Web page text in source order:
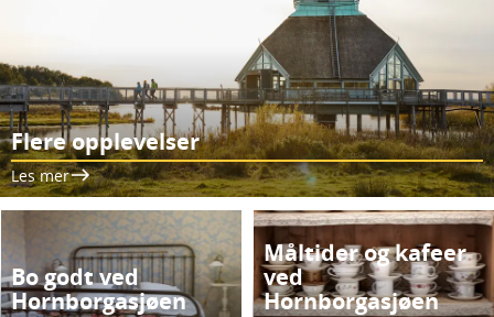
Flere opplevelser
Les mer
Bo godt ved
Hornborgasjøen
Måltider og kafeer
ved
Hornborgasjøen